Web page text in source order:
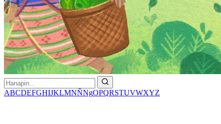
ABCDEFGHIJKLMNÑNgOPQRSTUVWXYZ